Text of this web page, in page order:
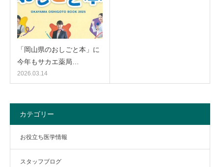
「岡山県のおしごと本」に
今年もサカエ薬局…
2026.03.14
カテゴリー
お役立ち医学情報
スタッフブログ